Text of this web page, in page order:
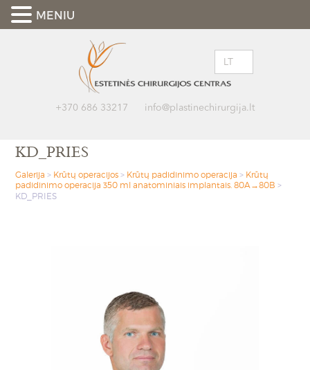
+370 686 33217 info@plastinechirurgija.lt
LT
KD_PRIES
Galerija > Krūtų operacijos > Krūtų padidinimo operacija > Krūtų
padidinimo operacija 350 ml anatominiais implantais. 80A→80B >
KD_PRIES
MENIU